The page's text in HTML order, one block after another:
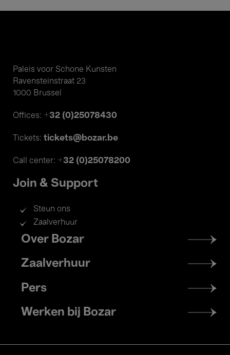
Paleis voor Schone Kunsten
Ravensteinstraat 23
1000 Brussel
Offices: +32 (0)25078430
Tickets: tickets@bozar.be
Call center: +32 (0)25078200
Join & Support
Steun ons
Zaalverhuur
Footer
menu
Over Bozar
Zaalverhuur
Pers
Werken bij Bozar